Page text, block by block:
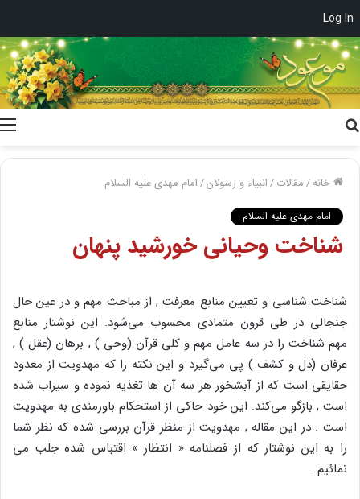
Log In
خانه/مقالات/انبیاء و رسولان/امام مهدی علیه السلام
امام مهدی علیه السلام
شناخت وحیانی خورشید پنهان
شناخت شناسی و تعیین منابع معرفت , از مباحث مهم و در عین حال
جنجالی در طی قرون متمادی محسوب می‌شود. این نوشتار منابع
مهم شناخت را در سه عامل مهم و کلی قرآن (وحی ) , برهان (عقل ) ,
عرفان (دل و کشف ) پی می‌گیرد و این نکته را که مهدویت از معدود
حقایقی است که از آبشخور هر سه آن ها تغذیه نموده و سیراب شده
است , بازگو می‌کند. این خود حاکی از استحکام باورمندی به مهدویت
است . در این مقاله , مهدویت از منظر قرآن بررسی شده که نظر شما
را به این نوشتار که از فصلنامه « انتظار » اقتباس شده جلب می
نمائیم .